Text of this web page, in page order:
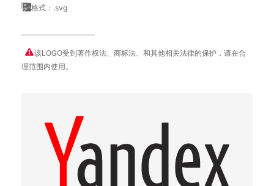
格式：.svg
该LOGO受到著作权法、商标法、和其他相关法律的保护，请在合
理范围内使用。